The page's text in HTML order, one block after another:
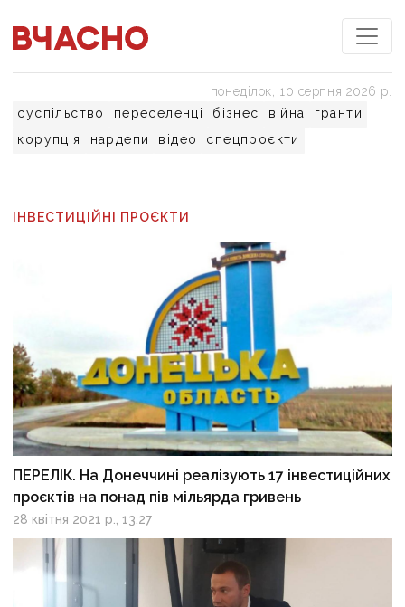
суспільство переселенці бізнес війна
гранти
корупція
нардепи відео спецпроєкти
понеділок, 10 серпня 2026 р.
ІНВЕСТИЦІЙНІ ПРОЄКТИ
ПЕРЕЛІК. На Донеччині реалізують 17 інвестиційних
проєктів на понад пів мільярда гривень
28 квітня 2021 р., 13:27